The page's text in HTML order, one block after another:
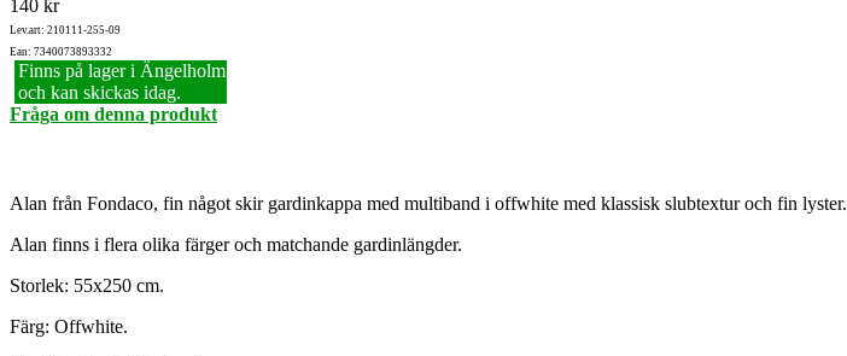
140 kr
Lev.art: 210111-255-09
Ean: 7340073893332
Finns på lager i Ängelholm
och kan skickas idag.
Fråga om denna produkt
Alan från Fondaco, fin något skir gardinkappa med multiband i offwhite med klassisk slubtextur och fin lyster.
Alan finns i flera olika färger och matchande gardinlängder.
Storlek: 55x250 cm.
Färg: Offwhite.